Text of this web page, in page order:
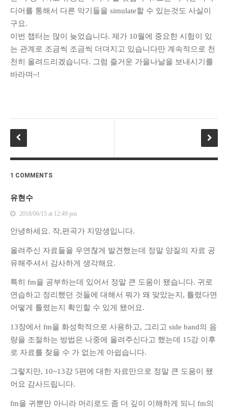
디어를 통해서 다른 악기들을 simulate할 수 있는것도 사실이
구요.
이번 챕터는 많이 늦었습니다. 제가 10월에 중요한 시험이 있
는 관계로 조금씩 조금씩 더뎌지고 있습니다만 계속적으로 천
천히 올려드리겠습니다. 그럼 즐거운 가을나날을 보내시기를
바라며~!
1 COMMENTS
유현수
2018/06/15 at 12:49 pm
안녕하세요. 작,편곡가 지망생입니다.
올려주신 자료들을 우연찮게 발견했는데 정말 양질의 자료 공
유해주셔서 감사하게 생각해요.
특히 fm을 공부하는데 있어서 정말 큰 도움이 됐습니다. 귀로
연습하고 정리했던 것들에 대해서 뭐가 왜 맞았는지, 틀렸다면
어떻게 틀렸는지 확인할 수 있게 됐어요.
13장에서 fm을 화성학적으로 사용하고, 그리고 side band의 음
량을 조절하는 방법은 나중에 올려주신다고 했는데 15강 이후
로 자료를 찾을 수 가 없는게 아쉽습니다.
그렇지만, 10~13강 5편에 대한 자료만으로 정말 큰 도움이 됐
어요 감사드립니다.
fm을 귀뿐만 아니라 머리로도 좀 더 깊이 이해하게 되니 fm의